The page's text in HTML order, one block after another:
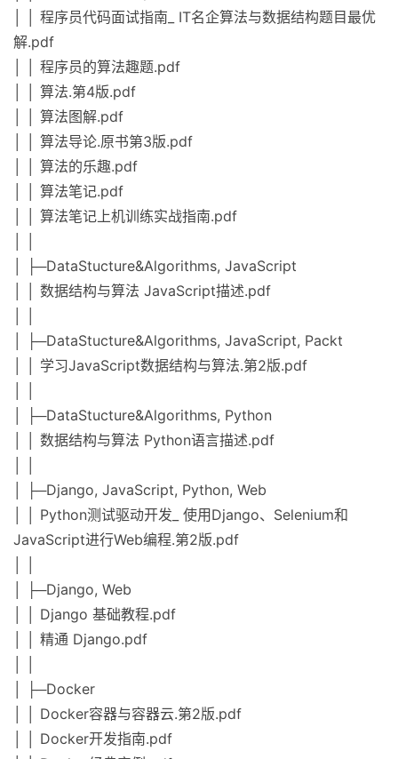
│ │ 程序员代码面试指南_ IT名企算法与数据结构题目最优
解.pdf
│ │ 程序员的算法趣题.pdf
│ │ 算法.第4版.pdf
│ │ 算法图解.pdf
│ │ 算法导论.原书第3版.pdf
│ │ 算法的乐趣.pdf
│ │ 算法笔记.pdf
│ │ 算法笔记上机训练实战指南.pdf
│ ├─DataStucture&Algorithms, JavaScript
│ │ 数据结构与算法 JavaScript描述.pdf
│ ├─DataStucture&Algorithms, JavaScript, Packt
│ │ 学习JavaScript数据结构与算法.第2版.pdf
│ ├─DataStucture&Algorithms, Python
│ │ 数据结构与算法 Python语言描述.pdf
│ ├─Django, JavaScript, Python, Web
│ │ Python测试驱动开发_ 使用Django、Selenium和
JavaScript进行Web编程.第2版.pdf
│ ├─Django, Web
│ │ Django 基础教程.pdf
│ │ 精通 Django.pdf
│ ├─Docker
│ │ Docker容器与容器云.第2版.pdf
│ │ Docker开发指南.pdf